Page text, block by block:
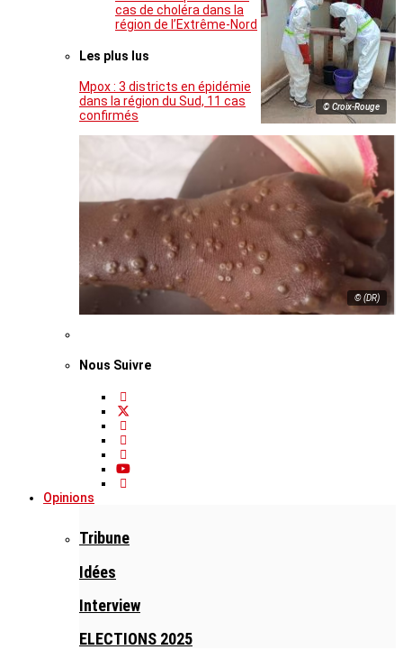
© Croix-Rouge
cas de choléra dans la
région de l’Extrême-Nord
Les plus lus
Mpox : 3 districts en épidémie
dans la région du Sud, 11 cas
confirmés
© (DR)
Nous Suivre
Opinions
Tribune
Idées
Interview
ELECTIONS 2025